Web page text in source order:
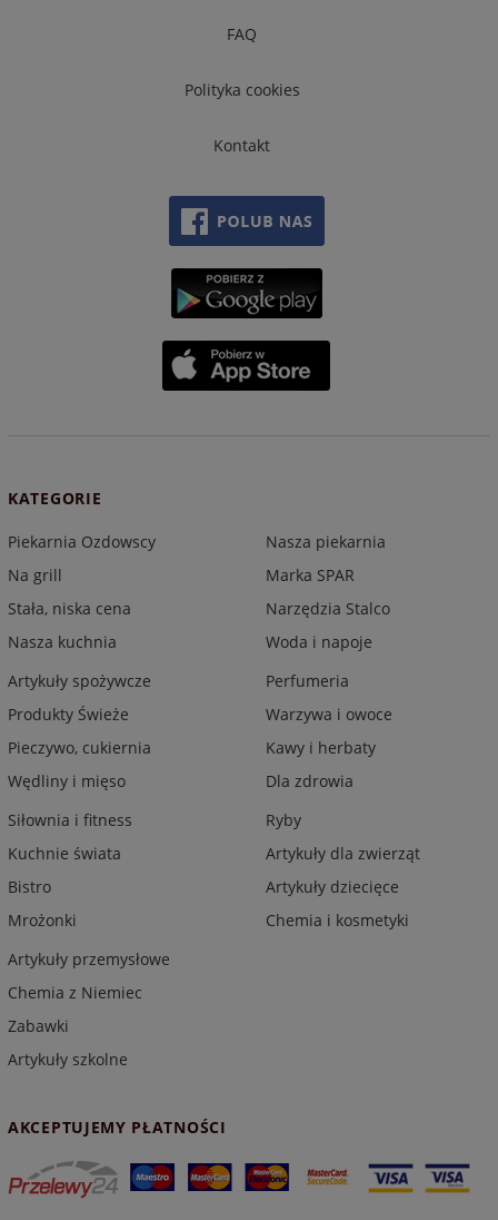
FAQ
Polityka cookies
Kontakt
KATEGORIE
Piekarnia Ozdowscy
Na grill
Stała, niska cena
Nasza kuchnia
Nasza piekarnia
Marka SPAR
Narzędzia Stalco
Woda i napoje
Artykuły spożywcze
Produkty Świeże
Pieczywo, cukiernia
Wędliny i mięso
Perfumeria
Warzywa i owoce
Kawy i herbaty
Dla zdrowia
Siłownia i fitness
Kuchnie świata
Bistro
Mrożonki
Ryby
Artykuły dla zwierząt
Artykuły dziecięce
Chemia i kosmetyki
Artykuły przemysłowe
Chemia z Niemiec
Zabawki
Artykuły szkolne
AKCEPTUJEMY PŁATNOŚCI